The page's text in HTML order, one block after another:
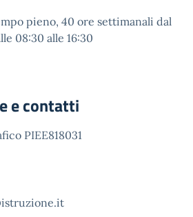
pieno, 40 ore settimanali dal
08:30 alle 16:30
e contatti
PIEE818031